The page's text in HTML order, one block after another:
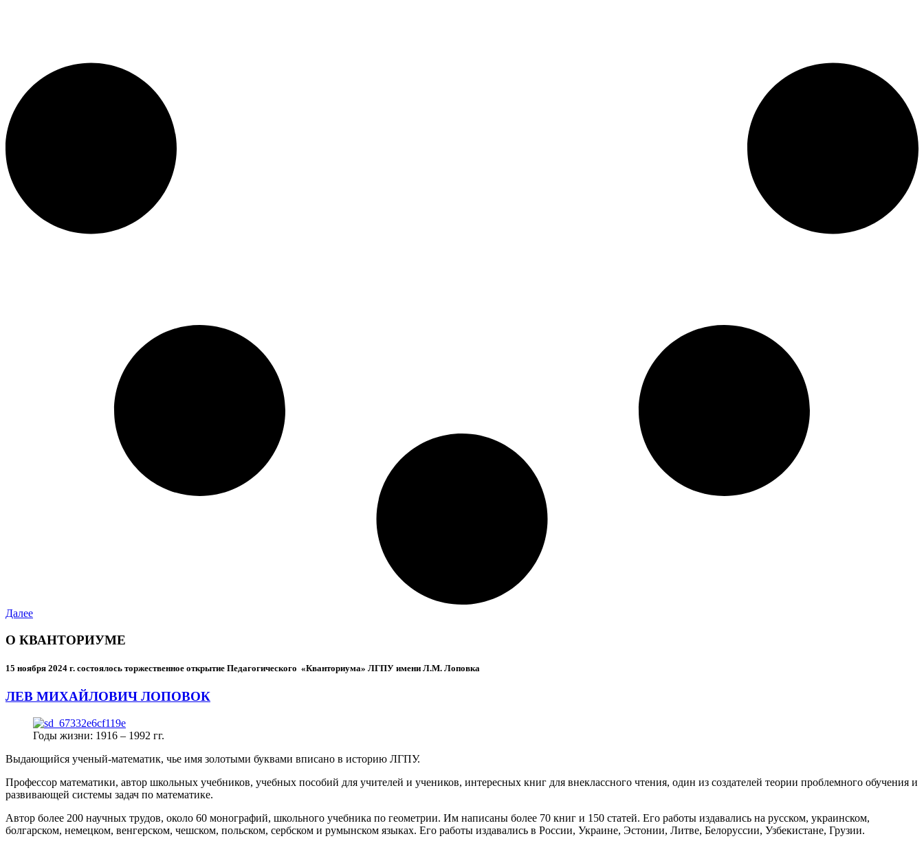
Далее
О КВАНТОРИУМЕ
15 ноября 2024 г. состоялось торжественное открытие Педагогического «Кванториума» ЛГПУ имени Л.М. Лоповка
ЛЕВ МИХАЙЛОВИЧ ЛОПОВОК
Годы жизни: 1916 – 1992 гг.
Выдающийся ученый-математик, чье имя золотыми буквами вписано в историю ЛГПУ.
Профессор математики, автор школьных учебников, учебных пособий для учителей и учеников, интересных книг для внеклассного чтения, один из создателей теории проблемного обучения и
развивающей системы задач по математике.
Автор более 200 научных трудов, около 60 монографий, школьного учебника по геометрии. Им написаны более 70 книг и 150 статей. Его работы издавались на русском, украинском,
болгарском, немецком, венгерском, чешском, польском, сербском и румынском языках. Его работы издавались в России, Украине, Эстонии, Литве, Белоруссии, Узбекистане, Грузии.